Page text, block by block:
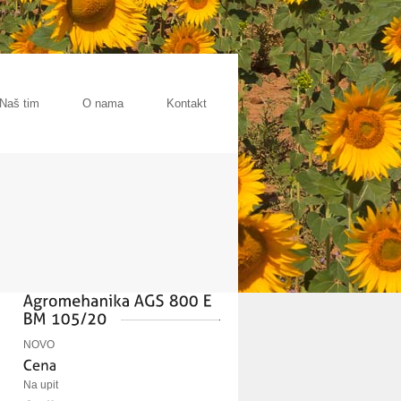
Naš tim O nama Kontakt
NOVO
Na upit